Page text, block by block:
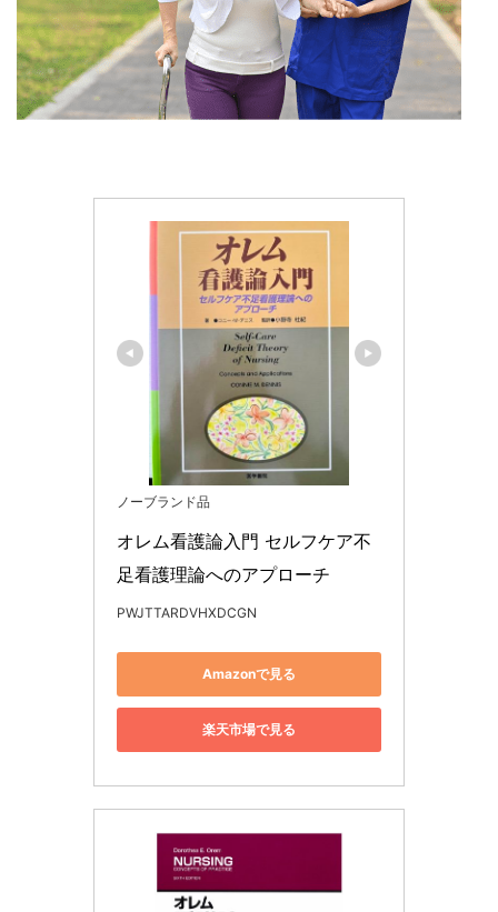
ノーブランド品
オレム看護論入門 セルフケア不
足看護理論へのアプローチ
PWJTTARDVHXDCGN
Amazonで見る
楽天市場で見る